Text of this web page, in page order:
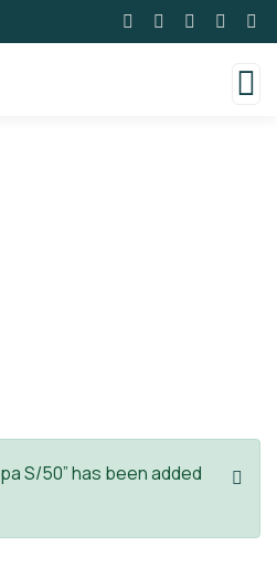
S/50” has been added